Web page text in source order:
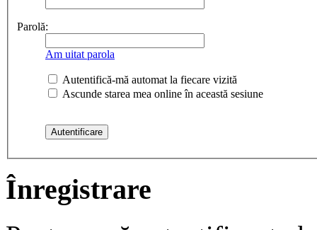
Parolă:
Am uitat parola
Autentifică-mă automat la fiecare vizită
Ascunde starea mea online în această sesiune
Înregistrare